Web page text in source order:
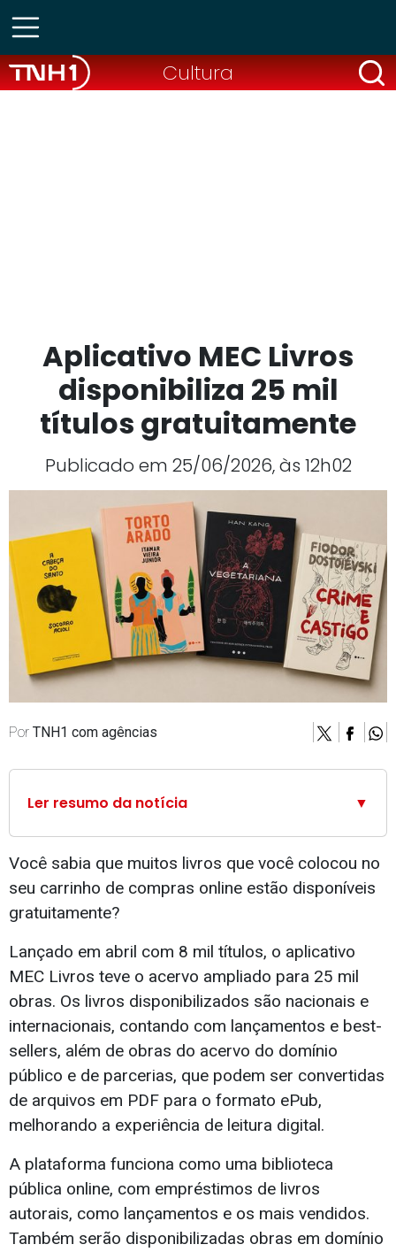
Cultura
Aplicativo MEC Livros
disponibiliza 25 mil
títulos gratuitamente
Publicado em 25/06/2026, às 12h02
Por TNH1 com agências
Ler resumo da notícia ▼
Você sabia que muitos livros que você colocou no
seu carrinho de compras online estão disponíveis
gratuitamente?
Lançado em abril com 8 mil títulos, o aplicativo
MEC Livros teve o acervo ampliado para 25 mil
obras. Os livros disponibilizados são nacionais e
internacionais, contando com lançamentos e best-
sellers, além de obras do acervo do domínio
público e de parcerias, que podem ser convertidas
de arquivos em PDF para o formato ePub,
melhorando a experiência de leitura digital.
A plataforma funciona como uma biblioteca
pública online, com empréstimos de livros
autorais, como lançamentos e os mais vendidos.
Também serão disponibilizadas obras em domínio